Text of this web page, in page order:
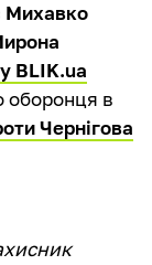
Михавко
BLIK.ua
оборонця в
Чернігова